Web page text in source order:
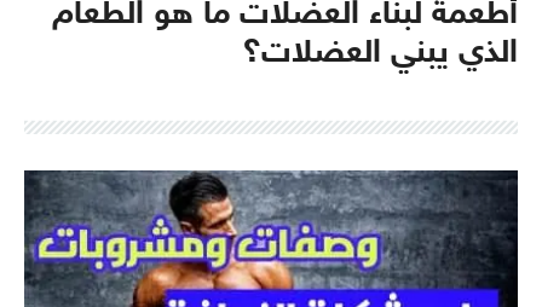
أطعمة لبناء العضلات ما هو الطعام
الذي يبني العضلات؟